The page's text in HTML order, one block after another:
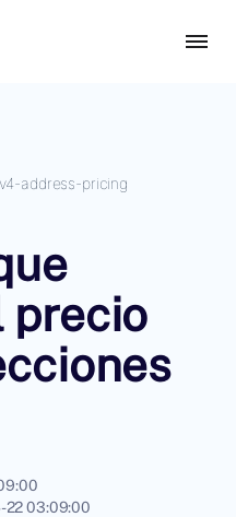
address-pricing
precio
22 03:09:00